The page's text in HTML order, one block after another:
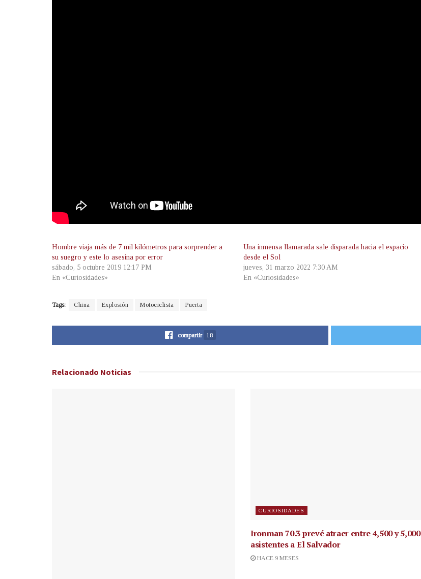
Hombre viaja más de 7 mil kilómetros para sorprender a
su suegro y este lo asesina por error
sábado, 5 octubre 2019 12:17 PM
En «Curiosidades»
Una inmensa llamarada sale disparada hacia el espacio
desde el Sol
jueves, 31 marzo 2022 7:30 AM
En «Curiosidades»
Tags: China Explosión Motociclista Puerta
compartir 18
Relacionado Noticias
CURIOSIDADES
Ironman 70.3 prevé atraer entre 4,500 y 5,000
asistentes a El Salvador
HACE 9 MESES